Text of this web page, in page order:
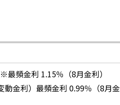
頻金利 1.15％（8月金利）
動金利）最頻金利 0.99％（8月金